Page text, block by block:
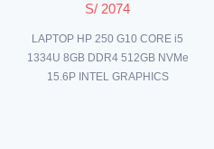
S/ 2074
LAPTOP HP 250 G10 CORE i5
1334U 8GB DDR4 512GB NVMe
15.6P INTEL GRAPHICS